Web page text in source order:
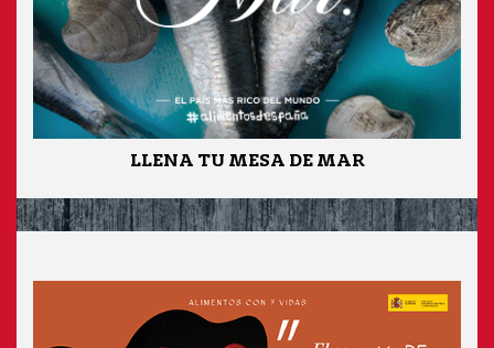
LLENA TU MESA DE MAR